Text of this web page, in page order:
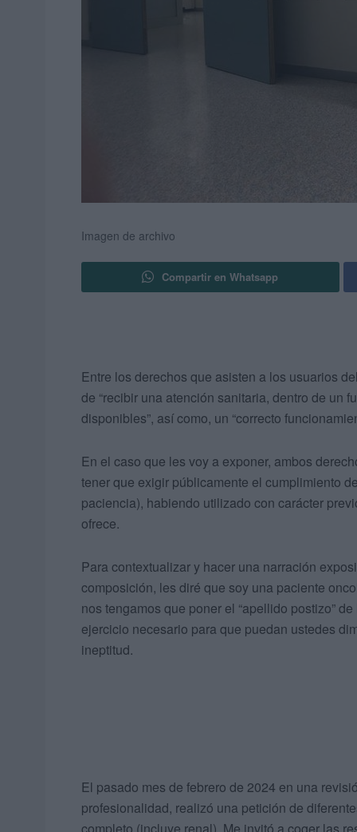
Imagen de archivo
Compartir en Whatsapp
Entre los derechos que asisten a los usuarios
de “recibir una atención sanitaria, dentro de un
disponibles”, así como, un “correcto
En el caso que les voy a exponer, ambos
tener que exigir públicamente el cumplimiento
paciencia), habiendo utilizado con carácter
ofrece.
Para contextualizar y hacer una narración
composición, les diré que soy una paciente
nos tengamos que poner el “apellido postizo”
ejercicio necesario para que puedan ustedes
ineptitud.
El pasado mes de febrero de 2024 en una
profesionalidad, realizó una petición de